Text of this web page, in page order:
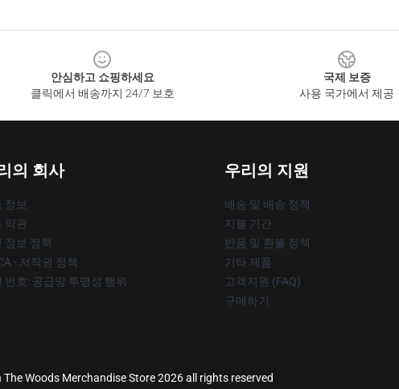
안심하고 쇼핑하세요
클릭에서 배송까지 24/7 보호
국제 보증
사용 국가에서 제공
의 회사
정보
약관
정보 정책
- 저작권 정책
번호: 공급망 투명성 행위
우리의 지원
배송 및 배송 정책
지불 기간
반품 및 환불 정책
기타 제품
고객지원 (FAQ)
구매하기
Woods Merchandise Store 2026 all rights reserved